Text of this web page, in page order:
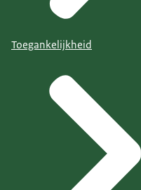
Toegankelijkheid